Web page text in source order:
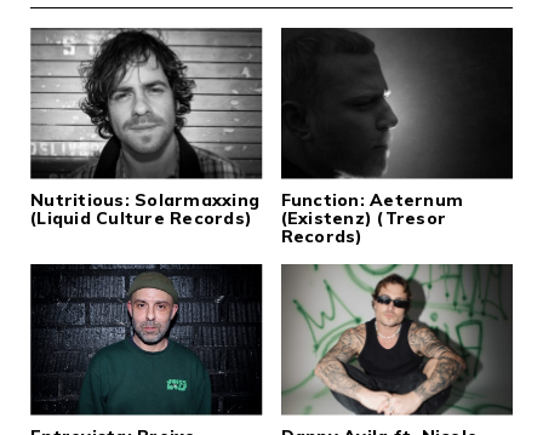
Nutritious: Solarmaxxing
(Liquid Culture Records)
Function: Aeternum
(Existenz) (Tresor
Records)